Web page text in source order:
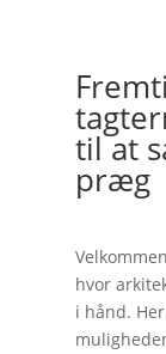
til at
præg
hvor
i hånd.